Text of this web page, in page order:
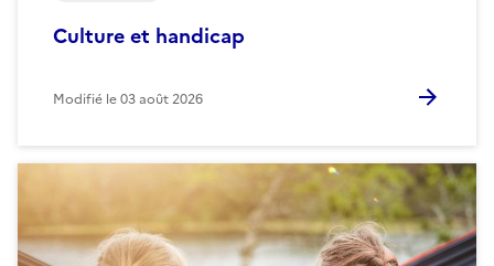
Culture et handicap
Modifié le03 août 2026